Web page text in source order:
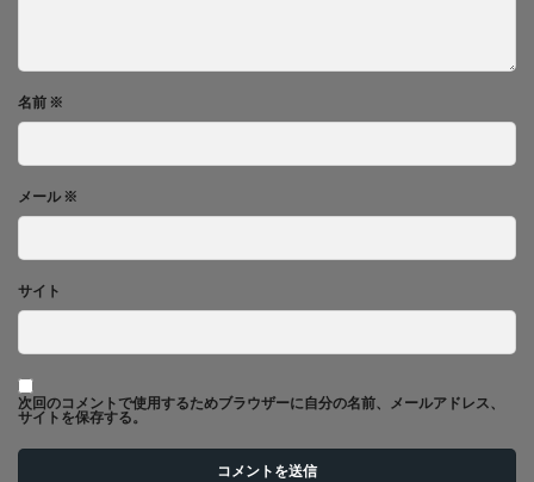
名前 ※
メール ※
サイト
次回のコメントで使用するためブラウザーに自分の名前、メールアドレス、
サイトを保存する。